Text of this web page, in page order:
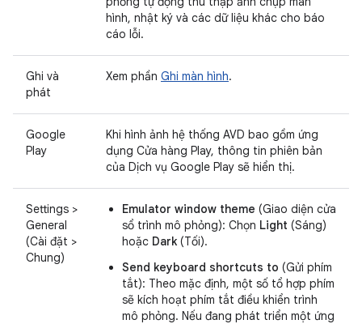
hình, nhật ký và các dữ liệu khác cho báo
cáo lỗi.
Ghi và
phát
Xem phần Ghi màn hình.
Google
Play
Khi hình ảnh hệ thống AVD bao gồm ứng
dụng Cửa hàng Play, thông tin phiên bản
của Dịch vụ Google Play sẽ hiển thị.
Settings >
General
(Cài đặt >
Chung)
Emulator window theme (Giao diện cửa
sổ trình mô phỏng): Chọn Light (Sáng)
hoặc Dark (Tối).
Send keyboard shortcuts to (Gửi phím
tắt): Theo mặc định, một số tổ hợp phím
sẽ kích hoạt phím tắt điều khiển trình
mô phỏng. Nếu đang phát triển một ứng